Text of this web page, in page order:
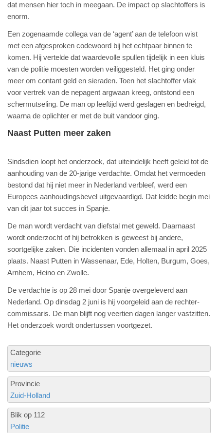
dat mensen hier toch in meegaan. De impact op slachtoffers is
enorm.
Een zogenaamde collega van de ‘agent’ aan de telefoon wist
met een afgesproken codewoord bij het echtpaar binnen te
komen. Hij vertelde dat waardevolle spullen tijdelijk in een kluis
van de politie moesten worden veiliggesteld. Het ging onder
meer om contant geld en sieraden. Toen het slachtoffer vlak
voor vertrek van de nepagent argwaan kreeg, ontstond een
schermutseling. De man op leeftijd werd geslagen en bedreigd,
waarna de oplichter er met de buit vandoor ging.
Naast Putten meer zaken
Sindsdien loopt het onderzoek, dat uiteindelijk heeft geleid tot de
aanhouding van de 20-jarige verdachte. Omdat het vermoeden
bestond dat hij niet meer in Nederland verbleef, werd een
Europees aanhoudingsbevel uitgevaardigd. Dat leidde begin mei
van dit jaar tot succes in Spanje.
De man wordt verdacht van diefstal met geweld. Daarnaast
wordt onderzocht of hij betrokken is geweest bij andere,
soortgelijke zaken. Die incidenten vonden allemaal in april 2025
plaats. Naast Putten in Wassenaar, Ede, Holten, Burgum, Goes,
Arnhem, Heino en Zwolle.
De verdachte is op 28 mei door Spanje overgeleverd aan
Nederland. Op dinsdag 2 juni is hij voorgeleid aan de rechter-
commissaris. De man blijft nog veertien dagen langer vastzitten.
Het onderzoek wordt ondertussen voortgezet.
Categorie
nieuws
Provincie
Zuid-Holland
Blik op 112
Politie